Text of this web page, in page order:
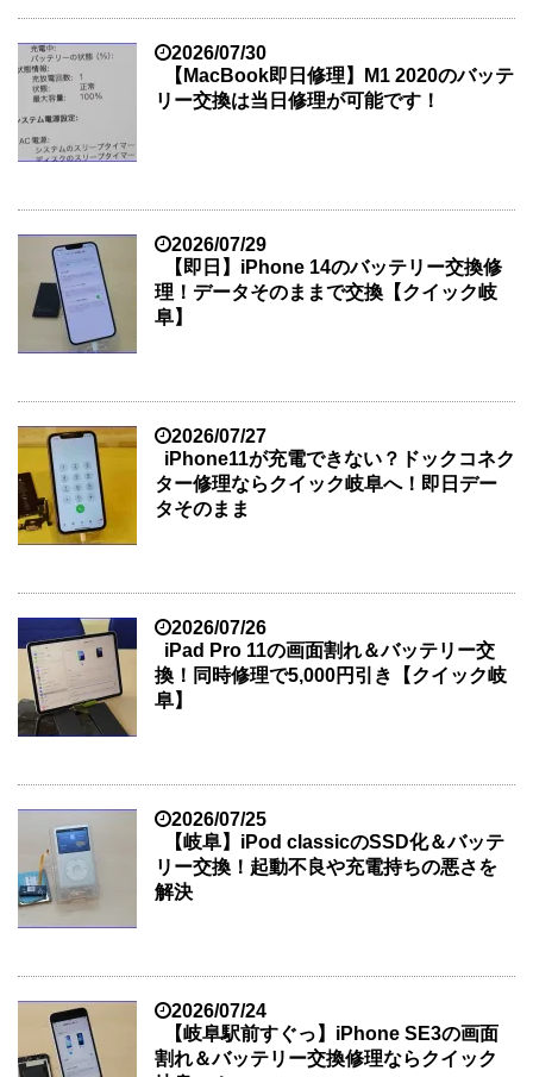
2026/07/30
【MacBook即日修理】M1 2020のバッテ
リー交換は当日修理が可能です！
2026/07/29
【即日】iPhone 14のバッテリー交換修
理！データそのままで交換【クイック岐
阜】
2026/07/27
iPhone11が充電できない？ドックコネク
ター修理ならクイック岐阜へ！即日デー
タそのまま
2026/07/26
iPad Pro 11の画面割れ＆バッテリー交
換！同時修理で5,000円引き【クイック岐
阜】
2026/07/25
【岐阜】iPod classicのSSD化＆バッテ
リー交換！起動不良や充電持ちの悪さを
解決
2026/07/24
【岐阜駅前すぐっ】iPhone SE3の画面
割れ＆バッテリー交換修理ならクイック